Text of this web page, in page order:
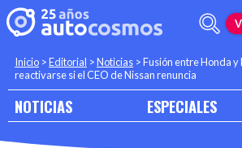
Inicio >Editorial >Noticias >Fusión entre Honda y
reactivarse si el CEO de Nissan renuncia
NOTICIAS ESPECIALES